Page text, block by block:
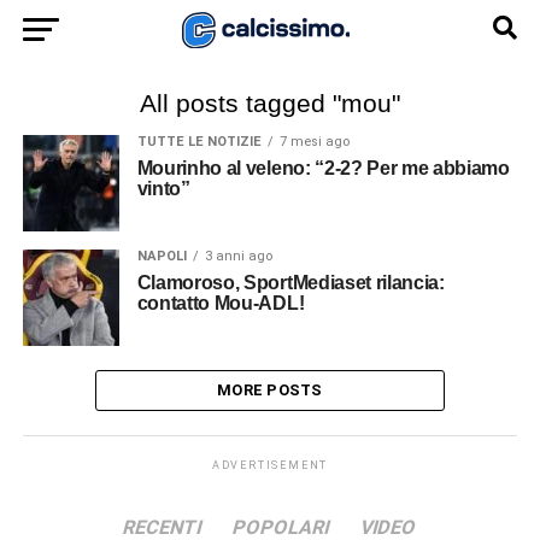
All posts tagged "mou"
TUTTE LE NOTIZIE 7 mesi ago
Mourinho al veleno: “2-2? Per me abbiamo
vinto”
NAPOLI 3 anni ago
Clamoroso, SportMediaset rilancia:
contatto Mou-ADL!
MORE POSTS
ADVERTISEMENT
RECENTI POPOLARI VIDEO